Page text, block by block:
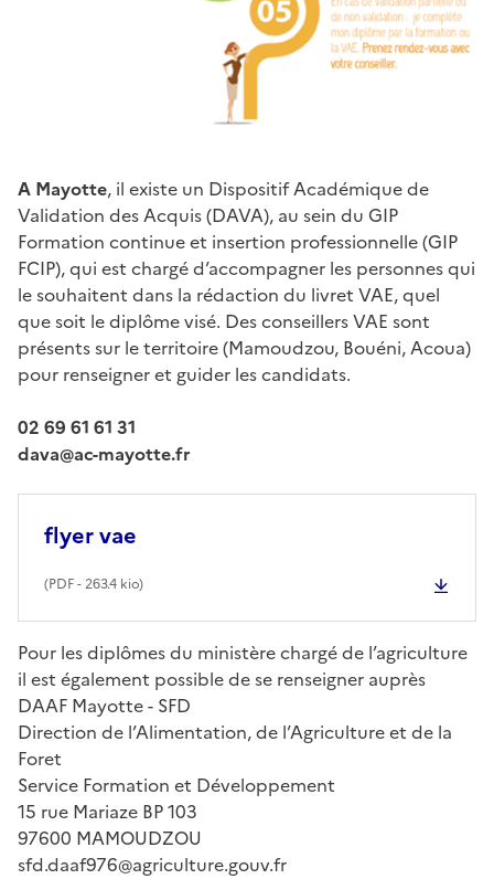
A Mayotte, il existe un Dispositif Académique de
Validation des Acquis (DAVA), au sein du GIP
Formation continue et insertion professionnelle (GIP
FCIP), qui est chargé d’accompagner les personnes qui
le souhaitent dans la rédaction du livret VAE, quel
que soit le diplôme visé. Des conseillers VAE sont
présents sur le territoire (Mamoudzou, Bouéni, Acoua)
pour renseigner et guider les candidats.
02 69 61 61 31
dava@ac-mayotte.fr
flyer vae
(PDF- 263.4 kio)
Pour les diplômes du ministère chargé de l’agriculture
il est également possible de se renseigner auprès
DAAF Mayotte - SFD
Direction de l’Alimentation, de l’Agriculture et de la
Foret
Service Formation et Développement
15 rue Mariaze BP 103
97600 MAMOUDZOU
sfd.daaf976@agriculture.gouv.fr